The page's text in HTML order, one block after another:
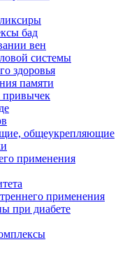
бад
вен
системы
здоровья
памяти
привычек
общеукрепляющие
применения
применения
при диабете